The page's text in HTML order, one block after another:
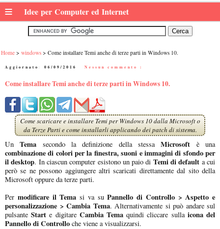
≡ Idee per Computer ed Internet
Home windows Come installare Temi anche di terze parti in Windows 10.
Aggiornato: 06/09/2016 Nessun commento :
Come installare Temi anche di terze parti in Windows 10.
Come scaricare e installare Temi per Windows 10 dalla Microsoft o
da Terze Parti e come installarli applicando dei patch di sistema.
Un Tema secondo la definizione della stessaMicrosoft è una
combinazione di colori per la finestra, suoni e immagini di sfondo per
il desktop. In ciascun computer esistono un paio di Temi di default a cui
però se ne possono aggiungere altri scaricati direttamente dal sito della
Microsoft oppure da terze parti.
Per modificare il Tema si va suPannello di Controllo > Aspetto e
personalizzazione > Cambia Tema. Alternativamente si può andare sul
pulsante Start e digitareCambia Tema quindi cliccare sulla icona del
Pannello di Controllo che viene a visualizzarsi.